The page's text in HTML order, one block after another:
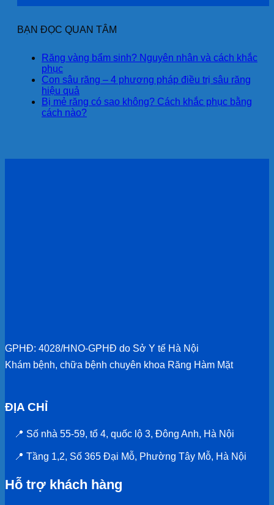
BẠN ĐỌC QUAN TÂM
Răng vàng bẩm sinh? Nguyên nhân và cách khắc
phục
Con sâu răng – 4 phương pháp điều trị sâu răng
hiệu quả
Bị mẻ răng có sao không? Cách khắc phục bằng
cách nào?
GPHĐ: 4028/HNO-GPHĐ do Sở Y tế Hà Nội
Khám bệnh, chữa bệnh chuyên khoa Răng Hàm Mặt
ĐỊA CHỈ
📍 Số nhà 55-59, tổ 4, quốc lộ 3, Đông Anh, Hà Nội
📍 Tầng 1,2, Số 365 Đại Mỗ, Phường Tây Mỗ, Hà Nội
Hỗ trợ khách hàng